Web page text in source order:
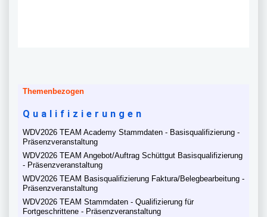
Themenbezogen
Qualifizierungen
WDV2026 TEAM Academy Stammdaten - Basisqualifizierung -
Präsenzveranstaltung
WDV2026 TEAM Angebot/Auftrag Schüttgut Basisqualifizierung
- Präsenzveranstaltung
WDV2026 TEAM Basisqualifizierung Faktura/Belegbearbeitung -
Präsenzveranstaltung
WDV2026 TEAM Stammdaten - Qualifizierung für
Fortgeschrittene - Präsenzveranstaltung